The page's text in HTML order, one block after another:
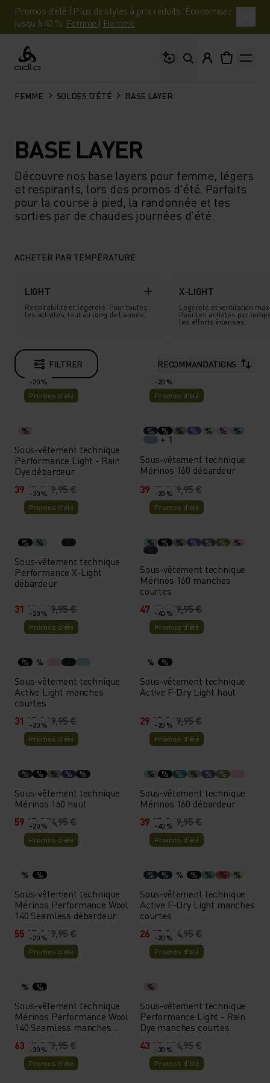
Promos d'été | Plus de styles à prix réduits. Économisez
jusqu'à 40 %. Femme | Homme
Odlo
FEMME SOLDES D'ÉTÉ BASE LAYER
BASE LAYER
Découvre nos base layers pour femme, légers
et respirants, lors des promos d'été. Parfaits
pour la course à pied, la randonnée et tes
sorties par de chaudes journées d'été.
ACHETER PAR TEMPÉRATURE
LIGHT
Respirabilité et légèreté. Pour toutes
les activités, tout au long de l'année.
X-LIGHT
Légèreté et ventilation
Pour les activités par
les efforts intenses.
FILTRER RECOMMANDATIONS
-20 %
Promos d’été
%
Sous-vêtement technique
Performance Light - Rain
Dye débardeur
39,95 €49,95 €
-20 %
Promos d’été
% % % % % % %
+ 1
Sous-vêtement technique
Mérinos 160 débardeur
39,95 €49,95 €
-20 %
Promos d’été
% %
Sous-vêtement technique
Performance X-Light
débardeur
31,95 €39,95 €
-20 %
Promos d’été
% % % % % % %
Sous-vêtement technique
Mérinos 160 manches
courtes
47,95 €59,95 €
-20 %
Promos d’été
% %
Sous-vêtement technique
Active Light manches
courtes
31,95 €39,95 €
-40 %
Promos d’été
% %
Sous-vêtement technique
Active F-Dry Light haut
29,95 €49,95 €
-20 %
Promos d’été
% % % % %
Sous-vêtement technique
Mérinos 160 haut
59,95 €74,95 €
-20 %
Promos d’été
% % % % % %
Sous-vêtement technique
Mérinos 160 débardeur
39,95 €49,95 €
-20 %
Promos d’été
% %
Sous-vêtement technique
Mérinos Performance Wool
140 Seamless débardeur
55,95 €69,95 €
-40 %
Promos d’été
% % % % % % %
Sous-vêtement technique
Active F-Dry Light manches
courtes
26,95 €44,95 €
-20 %
Promos d’été
% %
Sous-vêtement technique
Mérinos Performance Wool
140 Seamless manches
63,95 €79,95 €
-20 %
Promos d’été
%
Sous-vêtement technique
Performance Light - Rain
Dye manches courtes
43,95 €54,95 €
-30 %
Promos d’été
-30 %
Promos d’été